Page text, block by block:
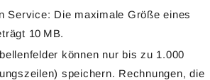
Service: Die maximale Größe eines
10 MB.
können nur bis zu 1.000
speichern. Rechnungen, die